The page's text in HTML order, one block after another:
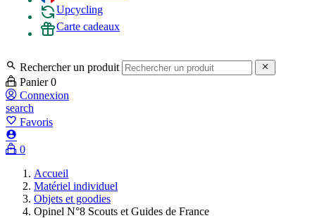
Upcycling
Carte cadeaux
 Rechercher un produit 
Panier 0
Connexion
search
favorite_border Favoris

0
Accueil
Matériel individuel
Objets et goodies
Opinel N°8 Scouts et Guides de France